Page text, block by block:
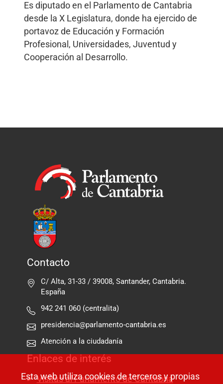
Es diputado en el Parlamento de Cantabria
desde la X Legislatura, donde ha ejercido de
portavoz de Educación y Formación
Profesional, Universidades, Juventud y
Cooperación al Desarrollo.
Contacto
C/ Alta, 31-33 / 39008, Santander, Cantabria.
España
942 241 060 (centralita)
presidencia@parlamento-cantabria.es
Atención a la ciudadanía
Enlaces de interés
Visitas al Parlamento de Cantabria
Esta web utiliza cookies de terceros y propias